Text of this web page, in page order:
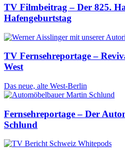
TV Filmbeitrag – Der 825.
Hafengeburtstag
TV Fernsehreportage –
West
Das neue, alte West-Berlin
Fernsehreportage – Der
Schlund